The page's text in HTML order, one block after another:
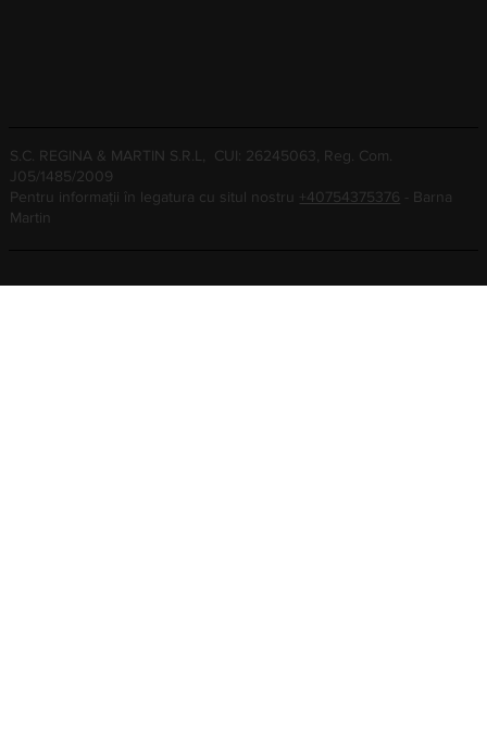
S.C. REGINA & MARTIN S.R.L, CUI: 26245063, Reg. Com.
J05/1485/2009
Pentru informații în legatura cu situl nostru
+40754375376 - Barna
Martin